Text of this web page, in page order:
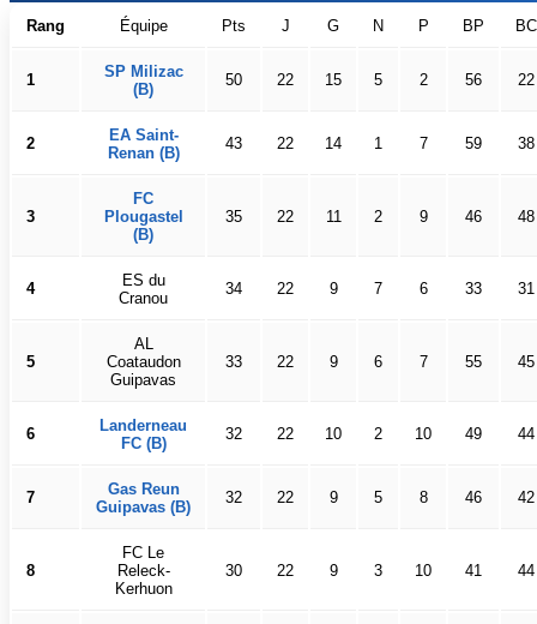
Rang Équipe Pts J G N P BP BC
1
SP Milizac
(B)
50 22 15 5 2 56 22
2
EA Saint-
Renan (B)
43 22 14 1 7 59 38
3
FC
Plougastel
(B)
35 22 11 2 9 46 48
4
ES du
Cranou
34 22 9 7 6 33 31
5
AL
Coataudon
Guipavas
33 22 9 6 7 55 45
6
Landerneau
FC (B)
32 22 10 2 10 49 44
7
Gas Reun
Guipavas (B)
32 22 9 5 8 46 42
8
FC Le
Releck-
Kerhuon
30 22 9 3 10 41 44